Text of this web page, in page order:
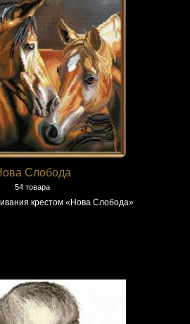
Слобода
54 товара
крестом «Нова Слобода»